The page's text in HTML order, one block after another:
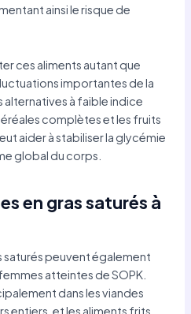
ainsi le risque de
ces aliments autant que
importantes de la
à faible indice
complètes et les fruits
aider à stabiliser la glycémie
global du corps.
en gras saturés à
saturés peuvent également
atteintes de SOPK.
dans les viandes
entiers, et les aliments frits.